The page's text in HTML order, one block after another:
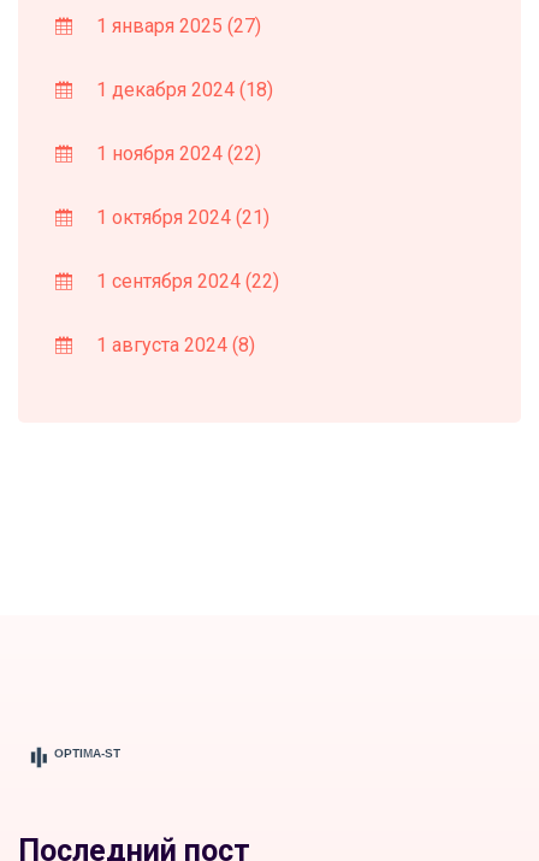
1 января 2025 (27)
1 декабря 2024 (18)
1 ноября 2024 (22)
1 октября 2024 (21)
1 сентября 2024 (22)
1 августа 2024 (8)
Последний пост